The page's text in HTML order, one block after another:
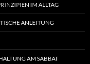
IM ALLTAG
ANLEITUNG
AM SABBAT